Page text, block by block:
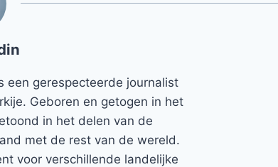
een gerespecteerde journalist
Geboren en getogen in het
in het delen van de
met de rest van de wereld.
voor verschillende landelijke